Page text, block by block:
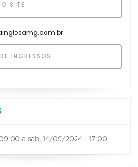
SITE
INGRESSOS
a sab, 14/09/2024 - 17:00